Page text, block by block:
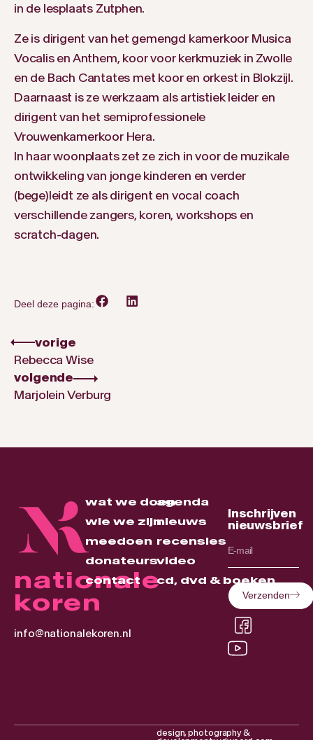
in de lesplaats Zutphen.
Ze is dirigent van het gemengd kamerkoor Musica
Vocalis en Anthem, koor voor kerkmuziek in Zwolle
en de Bach Cantates met koor en orkest in Blokzijl.
Daarnaast is ze werkzaam als artistiek leider en
dirigent van het semiprofessionele
Vrouwenkamerkoor Hera.
In haar woonplaats zet ze zich in voor de muzikale
ontwikkeling van jonge kinderen en verder
(bege)leidt ze als dirigent en vocal coach
verschillende zangers, koren, workshops en
scratch-dagen.
Deel deze pagina:
vorige
Rebecca Wise
volgende
Marjolein Verburg
nationale
koren
info@nationalekoren.nl
wat we doen
wie we zijn
meedoen
donateurs
contact
agenda
nieuws
recensies
video
cd, dvd & boeken
Inschrijven
nieuwsbrief
Verzenden
design, photography &